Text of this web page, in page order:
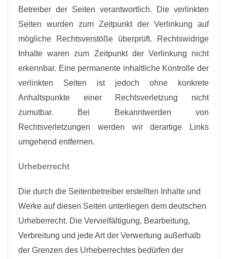
Betreiber der Seiten verantwortlich. Die verlinkten
Seiten wurden zum Zeitpunkt der Verlinkung auf
mögliche Rechtsverstöße überprüft. Rechtswidrige
Inhalte waren zum Zeitpunkt der Verlinkung nicht
erkennbar. Eine permanente inhaltliche Kontrolle der
verlinkten Seiten ist jedoch ohne konkrete
Anhaltspunkte einer Rechtsverletzung nicht
zumutbar. Bei Bekanntwerden von
Rechtsverletzungen werden wir derartige Links
umgehend entfernen.
Urheberrecht
Die durch die Seitenbetreiber erstellten Inhalte und
Werke auf diesen Seiten unterliegen dem deutschen
Urheberrecht. Die Vervielfältigung, Bearbeitung,
Verbreitung und jede Art der Verwertung außerhalb
der Grenzen des Urheberrechtes bedürfen der